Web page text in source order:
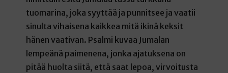
tuomarina, joka syyttää ja punnitsee ja vaatii
sinulta vihaisena kaikkea mitä ikinä keksit
hänen vaativan. Psalmi kuvaa Jumalan
lempeänä paimenena, jonka ajatuksena on
pitää huolta siitä, että saat lepoa, virvoitusta